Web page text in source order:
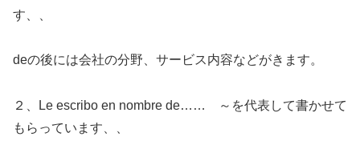
す、、
deの後には会社の分野、サービス内容などがきます。
２、Le escribo en nombre de…… ～を代表して書かせて
もらっています、、